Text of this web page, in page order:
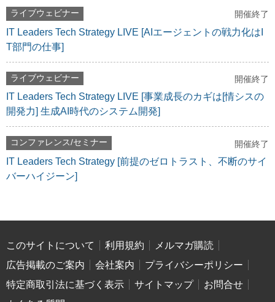
ライブウェビナー 開催終了
IT Leaders Tech Strategy LIVE [AIエージェントの戦力化はI
T部門の仕事]
ライブウェビナー 開催終了
IT Leaders Tech Strategy LIVE [事業成長のカギは[情シスの
開発力] 生成AI時代のシステム開発]
コンファレンス/セミナー 開催終了
IT Leaders Tech Strategy [前提のゼロトラスト、不断のサイ
バーハイジーン]
このサイトについて 利用規約
メルマガ購読
広告掲載のご案内
会社案内
プライバシーポリシー
特定商取引法に基づく表示
サイトマップ
お問合せ